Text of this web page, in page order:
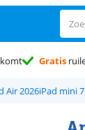
Gratis
Air 2026iPad mini 7